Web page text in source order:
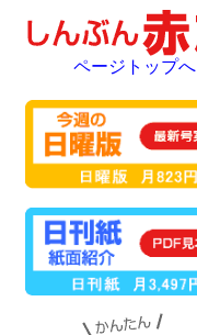
ページトップへ